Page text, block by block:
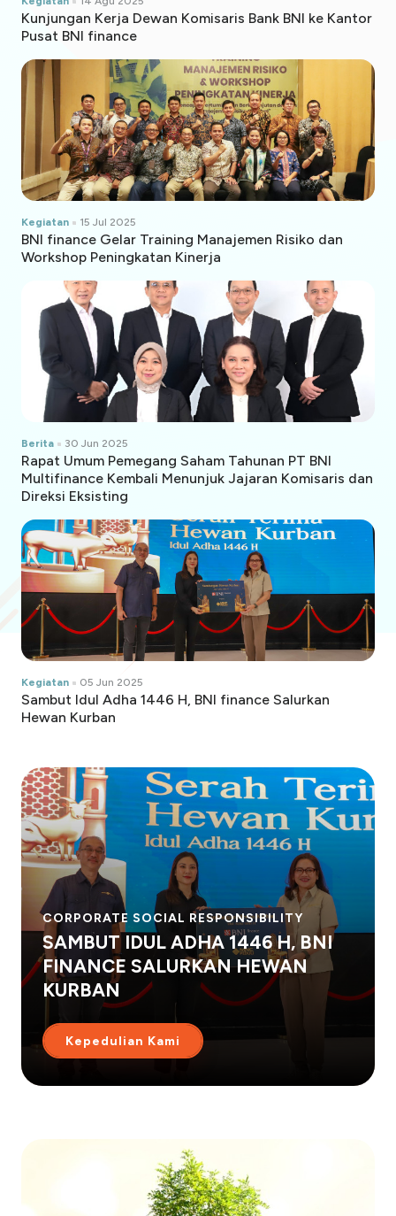
Kunjungan Kerja Dewan Komisaris Bank BNI ke Kantor
Pusat BNI finance
Kegiatan 15 Jul 2025
BNI finance Gelar Training Manajemen Risiko dan
Workshop Peningkatan Kinerja
Berita 30 Jun 2025
Rapat Umum Pemegang Saham Tahunan PT BNI
Multifinance Kembali Menunjuk Jajaran Komisaris dan
Direksi Eksisting
Kegiatan 05 Jun 2025
Sambut Idul Adha 1446 H, BNI finance Salurkan
Hewan Kurban
CORPORATE SOCIAL RESPONSIBILITY
SAMBUT IDUL ADHA 1446 H, BNI
FINANCE SALURKAN HEWAN
KURBAN
Kepedulian Kami